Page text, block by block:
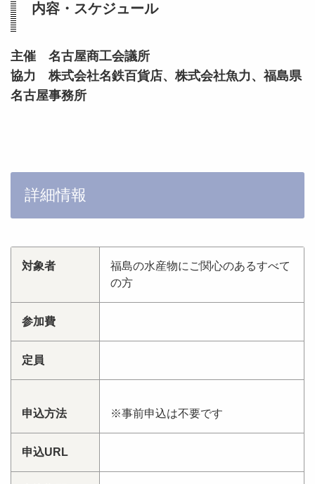
内容・スケジュール
主催 名古屋商工会議所
協力 株式会社名鉄百貨店、株式会社魚力、福島県
名古屋事務所
詳細情報
対象者
福島の水産物にご関心のあるすべて
の方
参加費
定員
申込方法 ※事前申込は不要です
申込URL